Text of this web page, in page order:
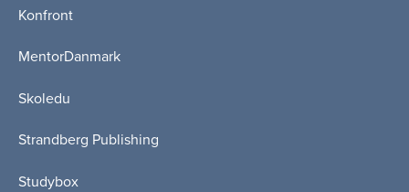
Konfront
MentorDanmark
Skoledu
Strandberg Publishing
Studybox